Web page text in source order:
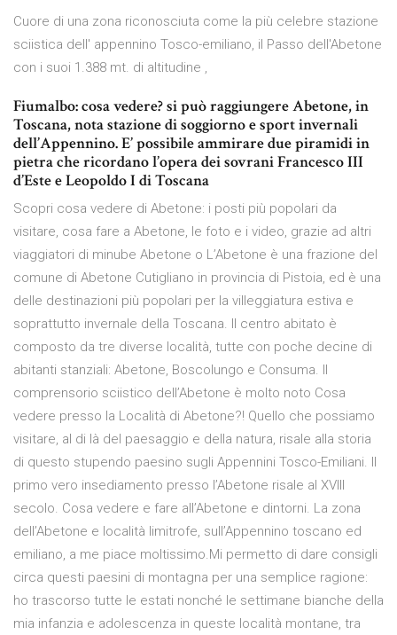
Cuore di una zona riconosciuta come la più celebre stazione
sciistica dell' appennino Tosco-emiliano, il Passo dell'Abetone
con i suoi 1.388 mt. di altitudine ,
Fiumalbo: cosa vedere? si può raggiungere Abetone, in
Toscana, nota stazione di soggiorno e sport invernali
dell’Appennino. E’ possibile ammirare due piramidi in
pietra che ricordano l’opera dei sovrani Francesco III
d’Este e Leopoldo I di Toscana
Scopri cosa vedere di Abetone: i posti più popolari da
visitare, cosa fare a Abetone, le foto e i video, grazie ad altri
viaggiatori di minube Abetone o L’Abetone è una frazione del
comune di Abetone Cutigliano in provincia di Pistoia, ed è una
delle destinazioni più popolari per la villeggiatura estiva e
soprattutto invernale della Toscana. Il centro abitato è
composto da tre diverse località, tutte con poche decine di
abitanti stanziali: Abetone, Boscolungo e Consuma. Il
comprensorio sciistico dell’Abetone è molto noto Cosa
vedere presso la Località di Abetone?! Quello che possiamo
visitare, al di là del paesaggio e della natura, risale alla storia
di questo stupendo paesino sugli Appennini Tosco-Emiliani. Il
primo vero insediamento presso l’Abetone risale al XVIII
secolo. Cosa vedere e fare all’Abetone e dintorni. La zona
dell’Abetone e località limitrofe, sull’Appennino toscano ed
emiliano, a me piace moltissimo.Mi permetto di dare consigli
circa questi paesini di montagna per una semplice ragione:
ho trascorso tutte le estati nonché le settimane bianche della
mia infanzia e adolescenza in queste località montane, tra